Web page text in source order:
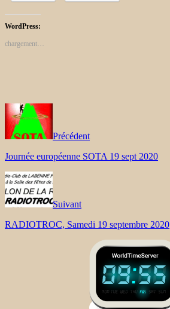
WordPress:
chargement…
Précédent
Journée européenne SOTA 19 sept 2020
Suivant
RADIOTROC, Samedi 19 septembre 2020